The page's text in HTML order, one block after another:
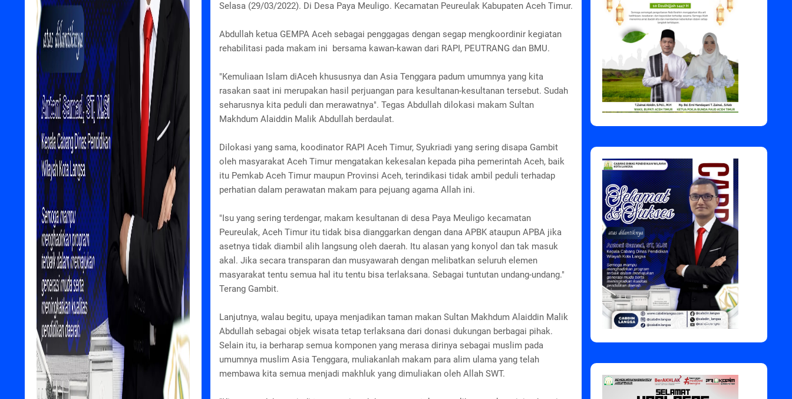
Selasa (29/03/2022). Di Desa Paya Meuligo. Kecamatan Peureulak Kabupaten Aceh Timur.
Abdullah ketua GEMPA Aceh sebagai penggagas dengan segap mengkoordinir kegiatan
rehabilitasi pada makam ini bersama kawan-kawan dari RAPI, PEUTRANG dan BMU.
"Kemuliaan Islam diAceh khususnya dan Asia Tenggara padum umumnya yang kita
rasakan saat ini merupakan hasil perjuangan para kesultanan-kesultanan tersebut. Sudah
seharusnya kita peduli dan merawatnya". Tegas Abdullah dilokasi makam Sultan
Makhdum Alaiddin Malik Abdullah berdaulat.
Dilokasi yang sama, koodinator RAPI Aceh Timur, Syukriadi yang sering disapa Gambit
oleh masyarakat Aceh Timur mengatakan kekesalan kepada piha pemerintah Aceh, baik
itu Pemkab Aceh Timur maupun Provinsi Aceh, terindikasi tidak ambil peduli terhadap
perhatian dalam perawatan makam para pejuang agama Allah ini.
"Isu yang sering terdengar, makam kesultanan di desa Paya Meuligo kecamatan
Peureulak, Aceh Timur itu tidak bisa dianggarkan dengan dana APBK ataupun APBA jika
asetnya tidak diambil alih langsung oleh daerah. Itu alasan yang konyol dan tak masuk
akal. Jika secara transparan dan musyawarah dengan melibatkan seluruh elemen
masyarakat tentu semua hal itu tentu bisa terlaksana. Sebagai tuntutan undang-undang."
Terang Gambit.
Lanjutnya, walau begitu, upaya menjadikan taman makan Sultan Makhdum Alaiddin Malik
Abdullah sebagai objek wisata tetap terlaksana dari donasi dukungan berbagai pihak.
Selain itu, ia berharap semua komponen yang merasa dirinya sebagai muslim pada
umumnya muslim Asia Tenggara, muliakanlah makam para alim ulama yang telah
membawa kita semua menjadi makhluk yang dimuliakan oleh Allah SWT.